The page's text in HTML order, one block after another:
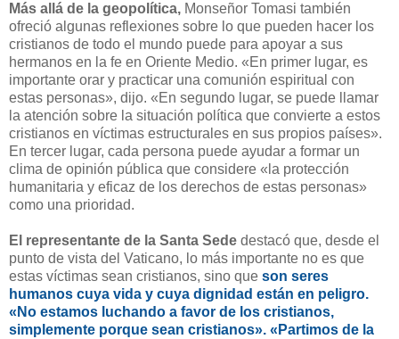
Más allá de la geopolítica, Monseñor Tomasi también
ofreció algunas reflexiones sobre lo que pueden hacer los
cristianos de todo el mundo puede para apoyar a sus
hermanos en la fe en Oriente Medio. «En primer lugar, es
importante orar y practicar una comunión espiritual con
estas personas», dijo. «En segundo lugar, se puede llamar
la atención sobre la situación política que convierte a estos
cristianos en víctimas estructurales en sus propios países».
En tercer lugar, cada persona puede ayudar a formar un
clima de opinión pública que considere «la protección
humanitaria y eficaz de los derechos de estas personas»
como una prioridad.
El representante de la Santa Sede destacó que, desde el
punto de vista del Vaticano, lo más importante no es que
estas víctimas sean cristianos, sino que son seres
humanos cuya vida y cuya dignidad están en peligro.
«No estamos luchando a favor de los cristianos,
simplemente porque sean cristianos». «Partimos de la